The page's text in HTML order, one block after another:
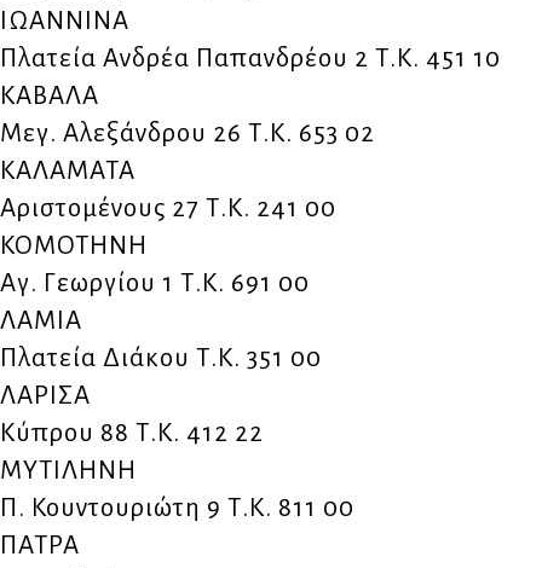
ΙΩΑΝΝΙΝΑ
Πλατεία Ανδρέα Παπανδρέου 2 Τ.Κ. 451 10
ΚΑΒΑΛΑ
Μεγ. Αλεξάνδρου 26 Τ.Κ. 653 02
ΚΑΛΑΜΑΤΑ
Αριστομένους 27 Τ.Κ. 241 00
ΚΟΜΟΤΗΝΗ
Αγ. Γεωργίου 1 Τ.Κ. 691 00
ΛΑΜΙΑ
Πλατεία Διάκου Τ.Κ. 351 00
ΛΑΡΙΣΑ
Κύπρου 88 Τ.Κ. 412 22
ΜΥΤΙΛΗΝΗ
Π. Κουντουριώτη 9 Τ.Κ. 811 00
ΠΑΤΡΑ